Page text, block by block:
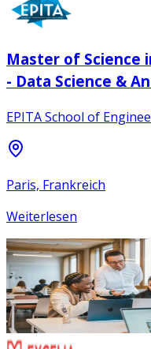
Master of Science
- Data Science &
EPITA School of
Paris, Frankreich
Weiterlesen